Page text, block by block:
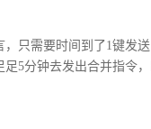
只需要时间到了1键发
5分钟去发出合并指令，